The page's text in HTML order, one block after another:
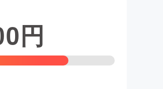
ッション円